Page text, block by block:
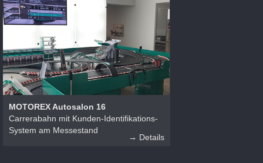
MOTOREX Autosalon 16
Carrerabahn mit Kunden-Identifikations-
System am Messestand
→ Details